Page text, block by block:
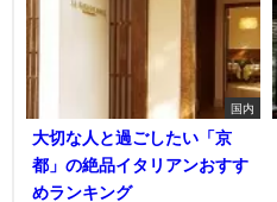
国内
大切な人と過ごしたい「京
都」の絶品イタリアンおすす
めランキング